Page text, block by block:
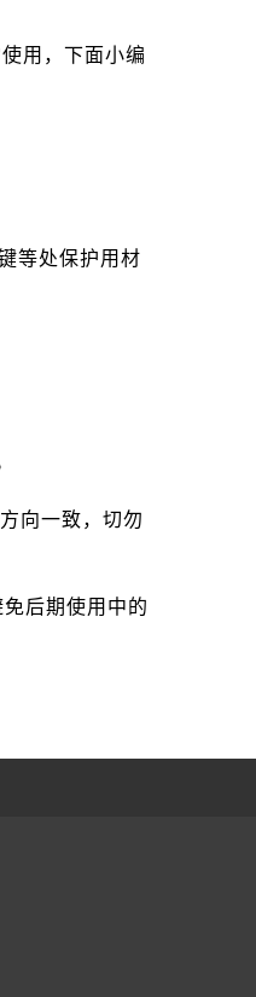
用，下面小编
等处保护用材
向一致，切勿
后期使用中的